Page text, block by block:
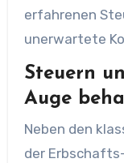
erfahrenen
unerwartete
Steuern
Auge
Neben den
der